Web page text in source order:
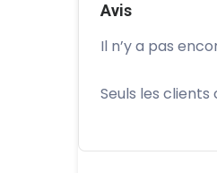
Avis
Il n’y a pas
Seuls les